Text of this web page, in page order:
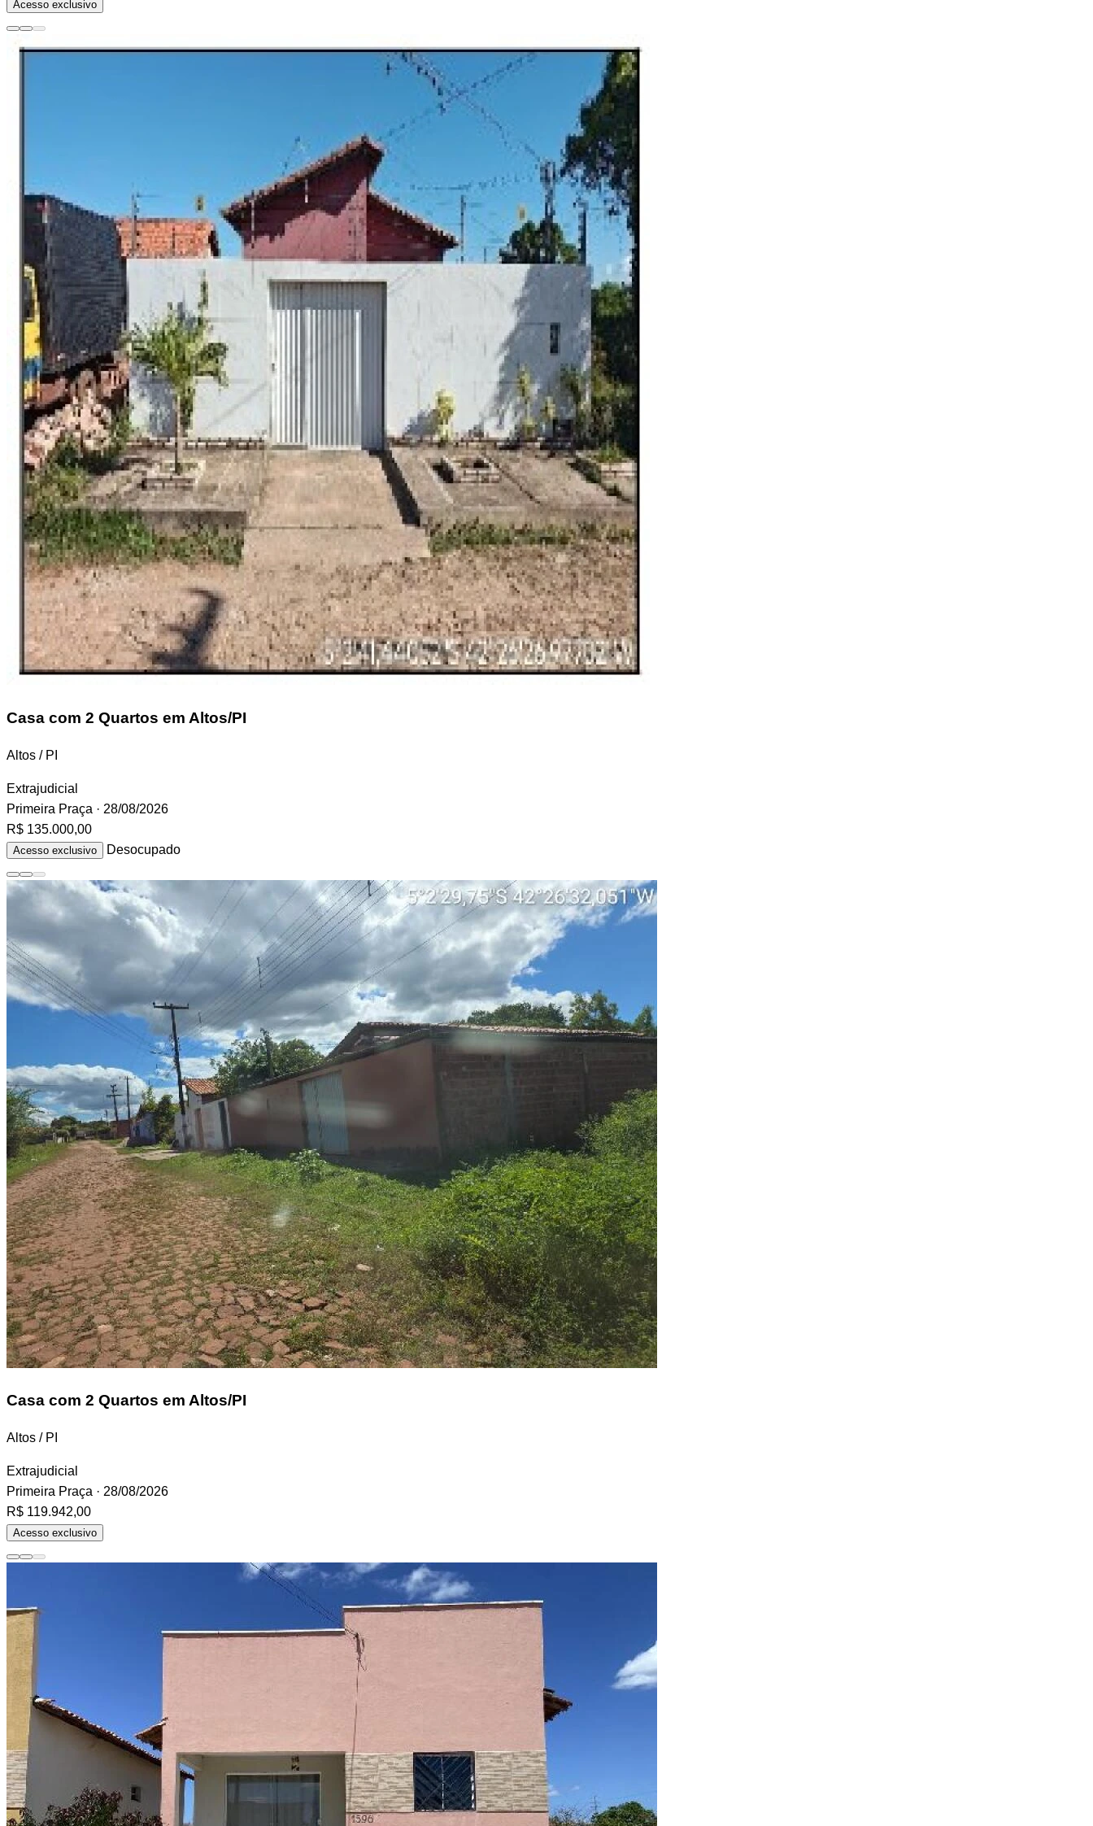
Acesso exclusivo
Casa com 2 Quartos em Altos/PI
Altos / PI
Extrajudicial
Primeira Praça · 28/08/2026
R$ 135.000,00
Acesso exclusivo Desocupado
Casa com 2 Quartos em Altos/PI
Altos / PI
Extrajudicial
Primeira Praça · 28/08/2026
R$ 119.942,00
Acesso exclusivo